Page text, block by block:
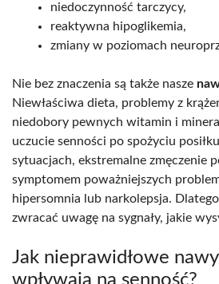
niedoczynność tarczycy,
reaktywna hipoglikemia,
zmiany w poziomach
Nie bez znaczenia są także nasze
Niewłaściwa dieta, problemy z
niedobory pewnych witamin i
uczucie senności po spożyciu
sytuacjach, ekstremalne zmęczenie
symptomem poważniejszych
hipersomnia lub narkolepsja.
zwracać uwagę na sygnały, jakie
Jak nieprawidłowe
wpływają na senność?